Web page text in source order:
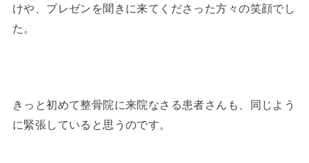
けや、プレゼンを聞きに来てくださった方々の笑顔でし
た。
きっと初めて整骨院に来院なさる患者さんも、同じよう
に緊張していると思うのです。